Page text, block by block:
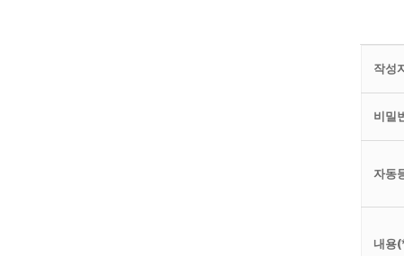
작성
비밀
자동
내용